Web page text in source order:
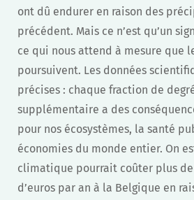
ont dû endurer en raison des
précédent. Mais ce n’est qu’un
ce qui nous attend à mesure que
poursuivent. Les données
précises : chaque fraction de
supplémentaire a des
pour nos écosystèmes, la santé
économies du monde entier. On
climatique pourrait coûter plus
d’euros par an à la Belgique en